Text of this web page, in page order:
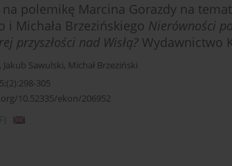
polemikę Marcina Gorazdy na
i Michała Brzezińskiego Nierówności
przyszłości nad Wisłą? Wydawnictwo
, Jakub Sawulski, Michał Brzeziński
305
10.52335/ekon/206952